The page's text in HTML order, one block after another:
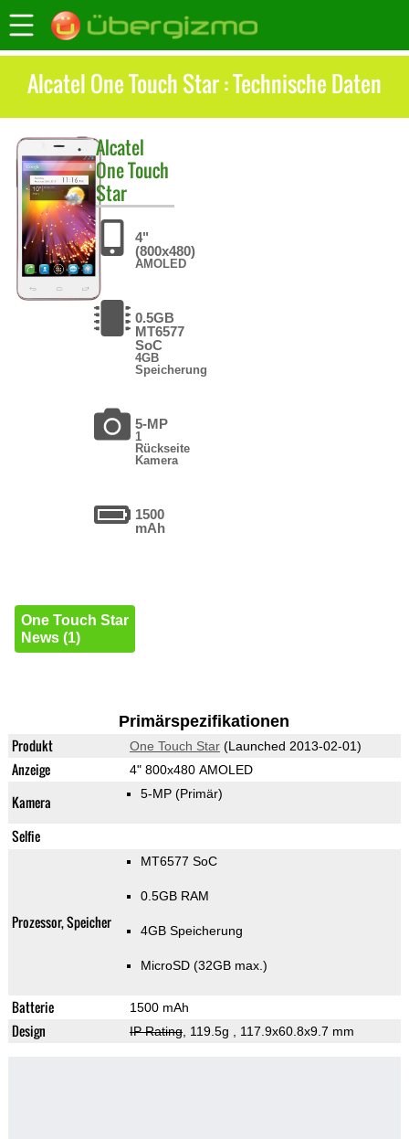
Alcatel One Touch Star : Technische Daten
Alcatel
One Touch
Star
4"
(800x480)
AMOLED
0.5GB
MT6577
SoC
4GB
Speicherung
5-MP
1
Rückseite
Kamera
1500
mAh
One Touch Star
News (1)
Primärspezifikationen
Produkt One Touch Star(Launched 2013-02-01)
Anzeige 4" 800x480 AMOLED
Kamera 5-MP (Primär)
Selfie
Prozessor, Speicher
MT6577 SoC
0.5GB RAM
4GB Speicherung
MicroSD (32GB max.)
Batterie 1500 mAh
Design IP Rating, 119.5g , 117.9x60.8x9.7 mm